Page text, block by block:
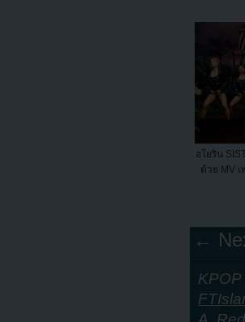
ฮโยริน
ด้วย MV เ
←